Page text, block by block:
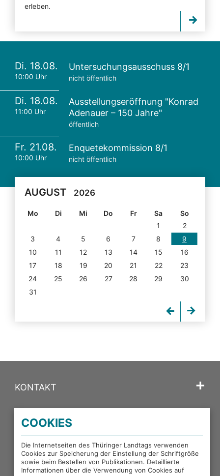
erleben.
Di. 18.08.
10:00 Uhr
Untersuchungsausschuss 8/1
nicht öffentlich
Di. 18.08.
11:00 Uhr
Ausstellungseröffnung "Konrad
Adenauer – 150 Jahre"
öffentlich
Fr. 21.08.
10:00 Uhr
Enquetekommission 8/1
nicht öffentlich
AUGUST 2026
Mo Di Mi Do Fr Sa
So
1
2
3
4 5 6 7 8
9
10
11 12 13 14 15
16
17
18 19 20 21 22
23
24
25 26 27 28 29
30
31
KONTAKT
PORTALE DES THÜRINGER LANDTAGS
EXTERNE LINKS
COOKIES
Die Internetseiten des Thüringer Landtags verwenden
Cookies zur Speicherung der Einstellung der Schriftgröße
sowie beim Bestellen von Publikationen. Detaillierte
Informationen über die Verwendung von Cookies auf